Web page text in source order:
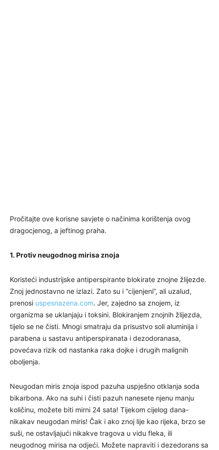
Pročitajte ove korisne savjete o načinima korištenja ovog
dragocjenog, a jeftinog praha.
1. Protiv neugodnog mirisa znoja
Koristeći industrijske antiperspirante blokirate znojne žlijezde.
Znoj jednostavno ne izlazi. Zato su i “cijenjeni”, ali uzalud,
prenosi uspesnazena.com. Jer, zajedno sa znojem, iz
organizma se uklanjaju i toksini. Blokiranjem znojnih žlijezda,
tijelo se ne čisti. Mnogi smatraju da prisustvo soli aluminija i
parabena u sastavu antiperspiranata i dezodoranasa,
povećava rizik od nastanka raka dojke i drugih malignih
oboljenja.
Neugodan miris znoja ispod pazuha uspješno otklanja soda
bikarbona. Ako na suhi i čisti pazuh nanesete njenu manju
količinu, možete biti mirni 24 sata! Tijekom cijelog dana-
nikakav neugodan miris! Čak i ako znoj lije kao rijeka, brzo se
suši, ne ostavljajući nikakve tragova u vidu fleka, ili
neugodnog mirisa na odjeći. Možete napraviti i dezedorans sa